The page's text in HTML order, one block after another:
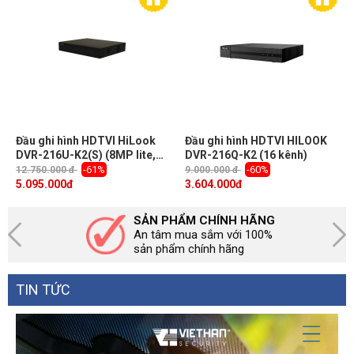
Đầu ghi hình HDTVI HiLook
DVR-216U-K2(S) (8MP lite,
16 kênh, 4K hỗ trợ tính năng
phát hiện vượt hàng rào ảo)
12.750.000 đ -61%
5.095.000đ
Đầu ghi hình HDTVI HILOOK
DVR-216Q-K2 (16 kênh)
9.000.000 đ -60%
3.604.000đ
SẢN PHẨM CHÍNH HÃNG
An tâm mua sắm với 100%
sản phẩm chính hãng
TIN TỨC